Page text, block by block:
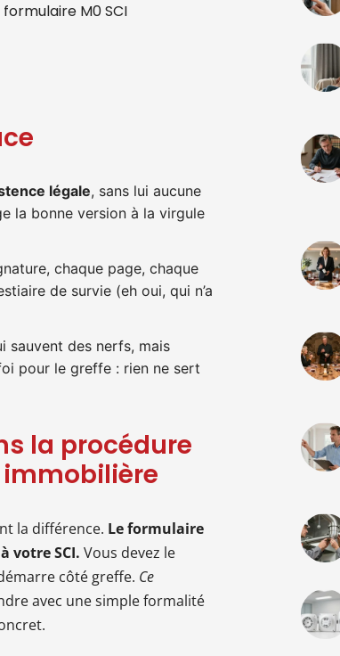
M0 SCI
légale, sans lui aucune
la bonne version à la virgule
chaque page, chaque
de survie (eh oui, qui n’a
sauvent des nerfs, mais
pour le greffe : rien ne sert
la procédure
immobilière
la différence. Le formulaire
votre SCI. Vous devez le
côté greffe. Ce
avec une simple formalité